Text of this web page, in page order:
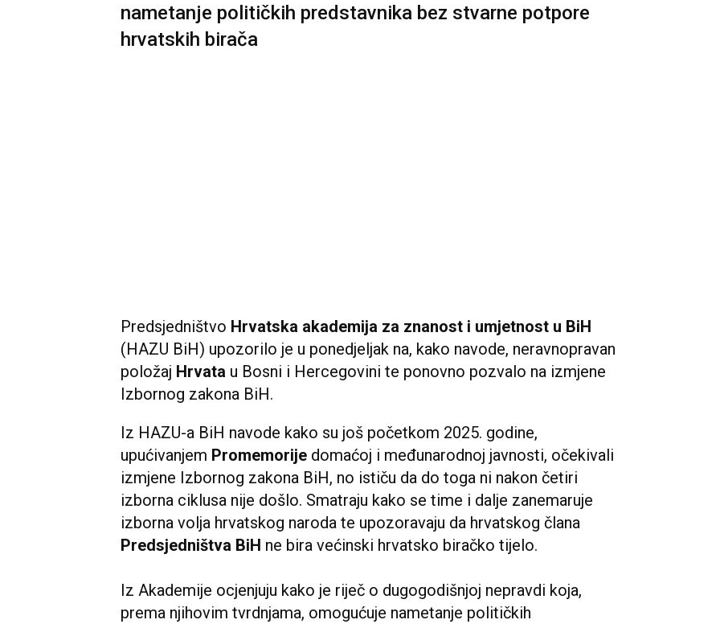
nametanje političkih predstavnika bez stvarne potpore
hrvatskih birača
Predsjedništvo Hrvatska akademija za znanost i umjetnost u BiH
(HAZU BiH) upozorilo je u ponedjeljak na, kako navode, neravnopravan
položaj Hrvata u Bosni i Hercegovini te ponovno pozvalo na izmjene
Izbornog zakona BiH.
Iz HAZU-a BiH navode kako su još početkom 2025. godine,
upućivanjem Promemorije domaćoj i međunarodnoj javnosti, očekivali
izmjene Izbornog zakona BiH, no ističu da do toga ni nakon četiri
izborna ciklusa nije došlo. Smatraju kako se time i dalje zanemaruje
izborna volja hrvatskog naroda te upozoravaju da hrvatskog člana
Predsjedništva BiH ne bira većinski hrvatsko biračko tijelo.
Iz Akademije ocjenjuju kako je riječ o dugogodišnjoj nepravdi koja,
prema njihovim tvrdnjama, omogućuje nametanje političkih